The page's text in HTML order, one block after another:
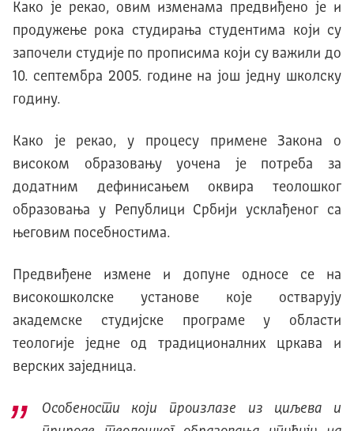
Како је рекао, овим изменама предвиђено је и
продужење рока студирања студентима који су
започели студије по прописима који су важили до
10. септембра 2005. године на још једну школску
годину.
Како је рекао, у процесу примене Закона о
високом образовању уочена је потреба за
додатним дефинисањем оквира теолошког
образовања у Републици Србији усклађеног са
његовим посебностима.
Предвиђене измене и допуне односе се на
високошколске установе које остварују
академске студијске програме у области
теологије једне од традиционалних цркава и
верских заједница.
Особености који произлазе из циљева и